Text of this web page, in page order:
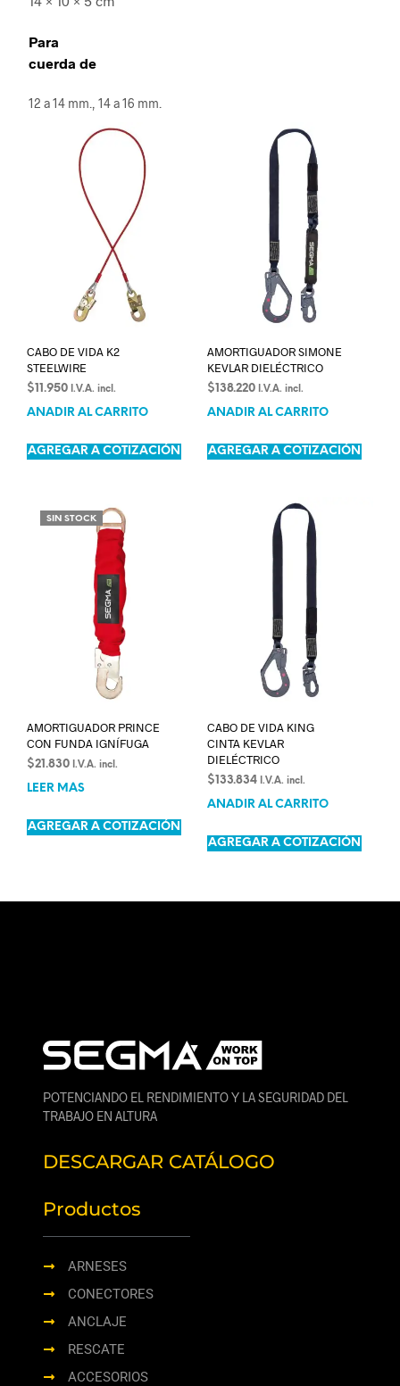
Para
cuerda de
12 a 14 mm., 14 a 16 mm.
CABO DE VIDA K2
STEELWIRE
$ 11.950 I.V.A. incl.
AÑADIR AL CARRITO
AGREGAR A COTIZACIÓN
AMORTIGUADOR SIMONE
KEVLAR DIELÉCTRICO
$ 138.220 I.V.A. incl.
AÑADIR AL CARRITO
AGREGAR A COTIZACIÓN
SIN STOCK
AMORTIGUADOR PRINCE
CON FUNDA IGNÍFUGA
$21.830 I.V.A. incl.
LEER MÁS
AGREGAR A COTIZACIÓN
CABO DE VIDA KING
CINTA KEVLAR
DIELÉCTRICO
$133.834 I.V.A. incl.
AÑADIR AL CARRITO
AGREGAR A COTIZACIÓN
POTENCIANDO EL RENDIMIENTO Y LA SEGURIDAD DEL
TRABAJO EN ALTURA
DESCARGAR CATÁLOGO
Productos
ARNESES
CONECTORES
ANCLAJE
RESCATE
ACCESORIOS